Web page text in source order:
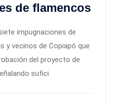
de flamencos
impugnaciones de
y vecinos de Copiapó que
del proyecto de
sufici